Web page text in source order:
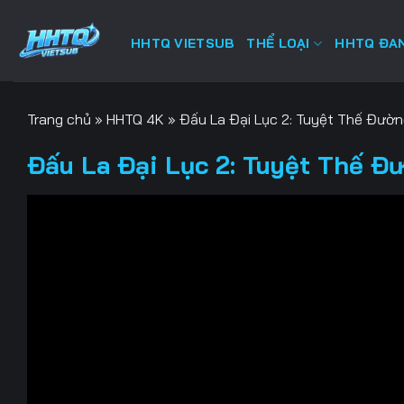
HHTQ VIETSUB THỂ LOẠI HHTQ
Trang chủ » HHTQ 4K » Đấu La Đại Lục 2: Tuyệt Thế
Đấu La Đại Lục 2: Tuyệt Thế